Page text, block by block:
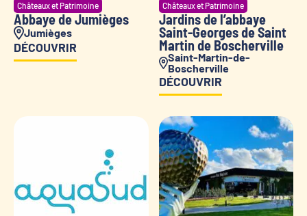
Châteaux et Patrimoine
Abbaye de Jumièges
Jumièges
DÉCOUVRIR
Châteaux et Patrimoine
Jardins de l’abbaye
Saint-Georges de Saint
Martin de Boscherville
Saint-Martin-de-
Boscherville
DÉCOUVRIR